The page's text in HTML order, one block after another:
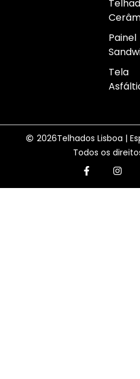
Painel
Tela
2026Telhados Lisboa |
Todos os